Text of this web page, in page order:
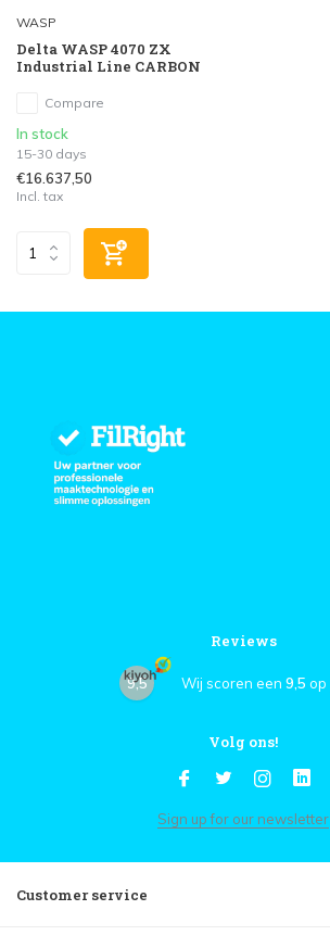
WASP
Delta WASP 4070 ZX
Industrial Line CARBON
Compare
In stock
15-30 days
€16.637,50
Incl. tax
Reviews
9,5 Wij scoren een 9,5 op
Volg ons!
Sign up for our newsletter
Customer service